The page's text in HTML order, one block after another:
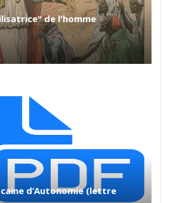
de l'homme
d’Autonomie (lettre